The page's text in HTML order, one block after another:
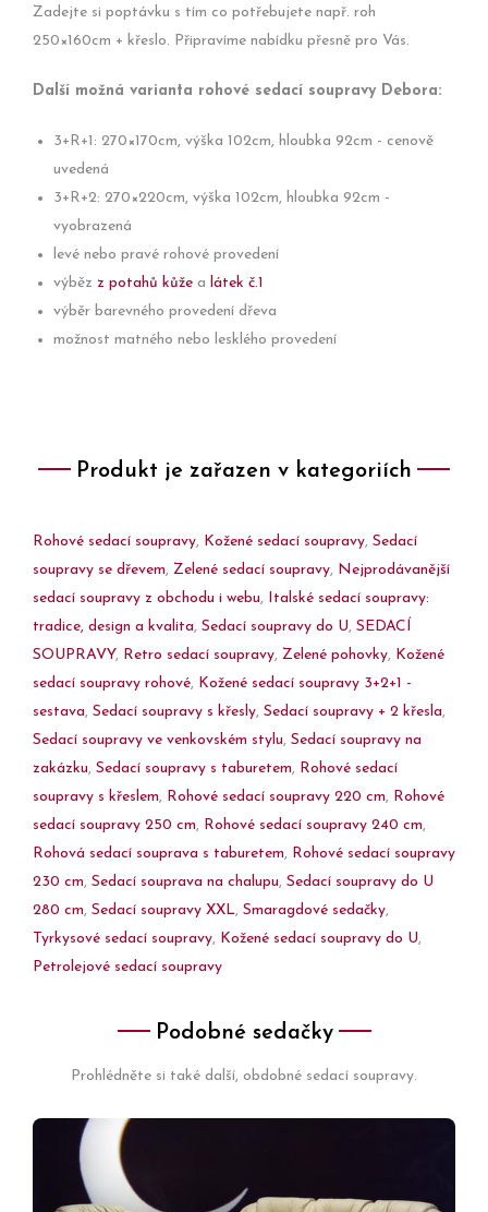
Zadejte si poptávku s tím co potřebujete např. roh
250×160cm + křeslo. Připravíme nabídku přesně pro Vás.
Další možná varianta rohové sedací soupravy Debora:
3+R+1: 270×170cm, výška 102cm, hloubka 92cm - cenově
uvedená
3+R+2: 270×220cm, výška 102cm, hloubka 92cm -
vyobrazená
levé nebo pravé rohové provedení
výběz z potahů kůže a látek č.1
výběr barevného provedení dřeva
možnost matného nebo lesklého provedení
Produkt je zařazen v kategoriích
Rohové sedací soupravy, Kožené sedací soupravy, Sedací
soupravy se dřevem, Zelené sedací soupravy, Nejprodávanější
sedací soupravy z obchodu i webu,
Italské sedací soupravy:
tradice, design a kvalita, Sedací soupravy do U, SEDACÍ
SOUPRAVY, Retro sedací soupravy, Zelené pohovky, Kožené
sedací soupravy rohové, Kožené sedací soupravy 3+2+1 -
sestava, Sedací soupravy s křesly, Sedací soupravy + 2 křesla,
Sedací soupravy ve venkovském stylu, Sedací soupravy na
zakázku, Sedací soupravy s taburetem, Rohové sedací
soupravy s křeslem, Rohové sedací soupravy 220 cm, Rohové
sedací soupravy 250 cm, Rohové sedací soupravy 240 cm,
Rohová sedací souprava s taburetem, Rohové sedací soupravy
230 cm, Sedací souprava na chalupu, Sedací soupravy do U
280 cm, Sedací soupravy XXL, Smaragdové sedačky,
Tyrkysové sedací soupravy, Kožené sedací soupravy do U,
Petrolejové sedací soupravy
Podobné sedačky
Prohlédněte si také další, obdobné sedací soupravy.